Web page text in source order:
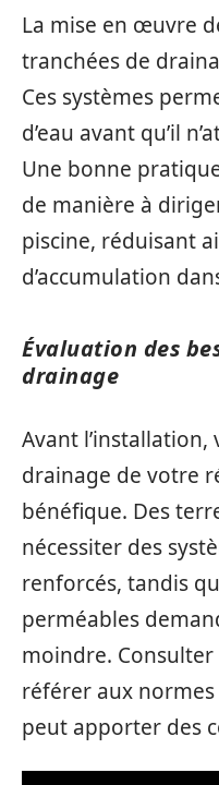
La mise en œuvre
tranchées de
Ces systèmes
d’eau avant qu’il
Une bonne
de manière à
piscine, réduisant
d’accumulation
Évaluation des
drainage
Avant l’installation,
drainage de votre
bénéfique. Des
nécessiter des
renforcés, tandis
perméables
moindre.
référer aux
peut apporter des